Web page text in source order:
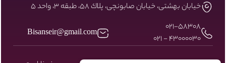
خيابان بهشتى، خيابان صابونچى، پلاك ٥٨، طبقه ٣، واحد ٥
۰۲۱-58308
43000030 - 021
Bisanseir@gmail.com